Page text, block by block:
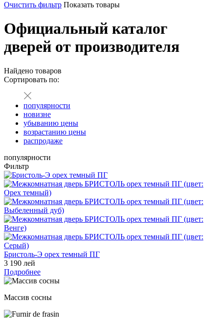
Очистить фильтр Показать товары
Официальный каталог
дверей от производителя
Найдено товаров
Сортировать по:
популярности
новизне
убыванию цены
возрастанию цены
распродаже
популярности
Фильтр
Бристоль-Э орех темный ПГ
3 190 лей
Подробнее
Массив сосны